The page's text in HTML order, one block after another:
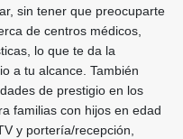
sin tener que preocuparte
de centros médicos,
lo que te da la
a tu alcance. También
de prestigio en los
familias con hijos en edad
y portería/recepción,